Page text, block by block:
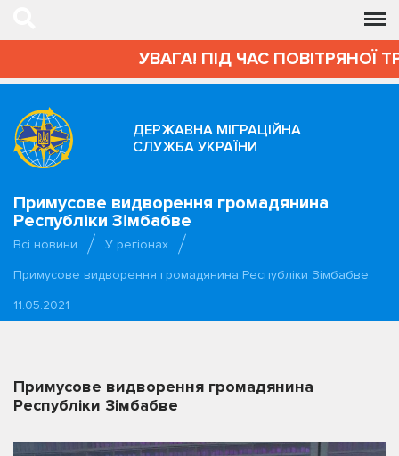
УВАГА! ПІД ЧАС ПОВІТРЯНОЇ
ДЕРЖАВНА МІГРАЦІЙНА
СЛУЖБА УКРАЇНИ
Примусове видворення громадянина
Республіки Зімбабве
Всі новини
У регіонах
Примусове видворення громадянина Республіки Зімбабве
11.05.2021
Примусове видворення громадянина
Республіки Зімбабве